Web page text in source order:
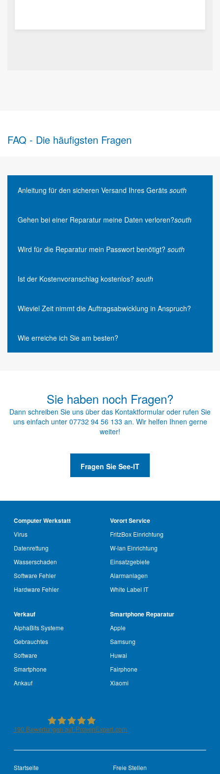
FAQ - Die häufigsten Fragen
Anleitung für den sicheren Versand Ihres Geräts south
Gehen bei einer Reparatur meine Daten verloren?south
Wird für die Reparatur mein Passwort benötigt? south
Ist der Kostenvoranschlag kostenlos? south
Wieviel Zeit nimmt die Auftragsabwicklung in Anspruch?
Wie erreiche ich Sie am besten?
Sie haben noch Fragen?
Dann schreiben Sie uns über das Kontaktformular oder rufen Sie
uns einfach unter 07732 94 56 133 an. Wir helfen Ihnen gerne
weiter!
Fragen Sie See-IT
Computer Werkstatt
Virus
Datenrettung
Wasserschaden
Software Fehler
Hardware Fehler
Vorort Service
FritzBox Einrichtung
W-lan Einrichtung
Einsatzgebiete
Alarmanlagen
White Label IT
Verkauf
AlphaBits Systeme
Gebrauchtes
Software
Smartphone
Ankauf
Smartphone Reparatur
Apple
Samsung
Huwai
Fairphone
Xiaomi
See-IT-Service
190 Bewertungen auf ProvenExpert.com
Startseite Freie Stellen